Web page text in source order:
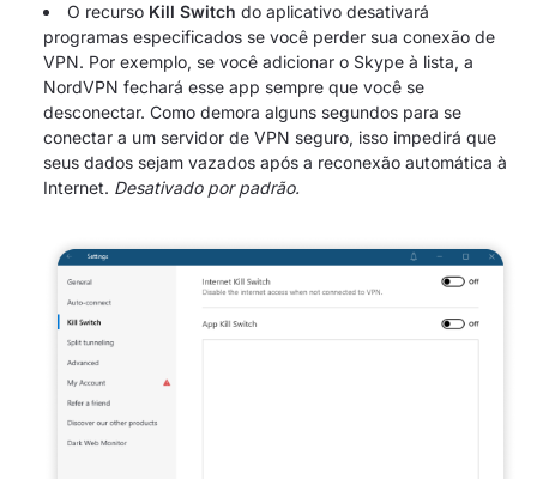
O recurso Kill Switch do aplicativo desativará
programas especificados se você perder sua conexão de
VPN. Por exemplo, se você adicionar o Skype à lista, a
NordVPN fechará esse app sempre que você se
desconectar. Como demora alguns segundos para se
conectar a um servidor de VPN seguro, isso impedirá que
seus dados sejam vazados após a reconexão automática à
Internet. Desativado por padrão.